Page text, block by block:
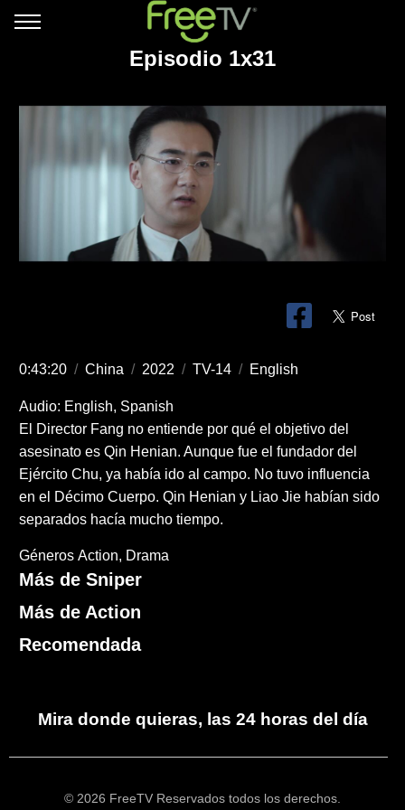
Episodio 1x31
0:43:20 / China / 2022 / TV-14 / English
Audio: English, Spanish
El Director Fang no entiende por qué el objetivo del
asesinato es Qin Henian. Aunque fue el fundador del
Ejército Chu, ya había ido al campo. No tuvo influencia
en el Décimo Cuerpo. Qin Henian y Liao Jie habían sido
separados hacía mucho tiempo.
Géneros Action Drama
Más de Sniper
Más de Action
Recomendada
Mira donde quieras, las 24 horas del día
© 2026 FreeTV Reservados todos los derechos.